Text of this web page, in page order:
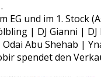
EG und im 1. Stock
| DJ Gianni |
Abu Shehab |
spendet den